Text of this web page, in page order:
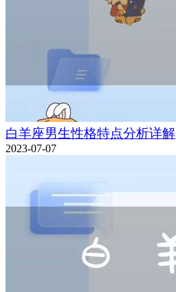
白羊座男生性格特点分析详解
2023-07-07